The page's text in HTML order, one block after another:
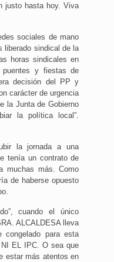
justo hasta hoy. Viva
sociales de mano
liberado sindical de la
horas sindicales en
puentes y fiestas de
decisión del PP y
carácter de urgencia
la Junta de Gobierno
la política local”.
la jornada a una
tenía un contrato de
muchas más. Como
de haberse opuesto
cuando el único
ALCALDESA lleva
congelado para esta
EL IPC. O sea que
estar más atentos en